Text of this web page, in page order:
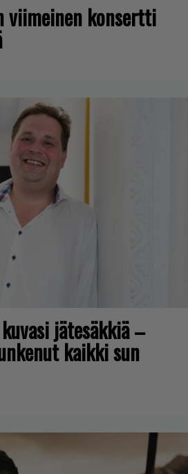
viimeinen konsertti
jätesäkkiä –
kaikki sun